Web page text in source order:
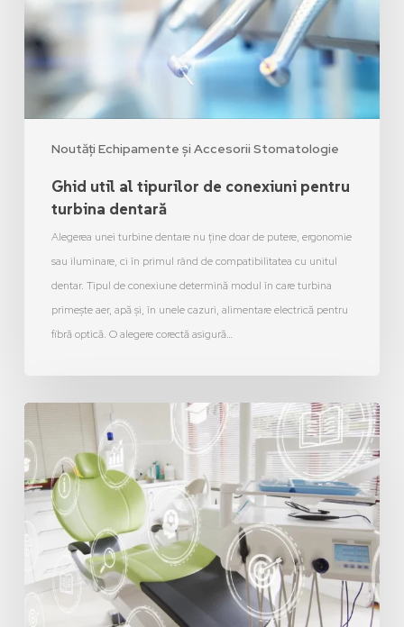
Noutăți Echipamente și Accesorii Stomatologie
Ghid util al tipurilor de conexiuni pentru
turbina dentară
Alegerea unei turbine dentare nu ține doar de putere, ergonomie
sau iluminare, ci în primul rând de compatibilitatea cu unitul
dentar. Tipul de conexiune determină modul în care turbina
primește aer, apă și, în unele cazuri, alimentare electrică pentru
fibră optică. O alegere corectă asigură…